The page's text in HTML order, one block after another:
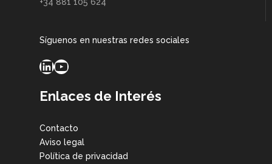
Síguenos en nuestras redes sociales
LinkedIn
YouTube
Enlaces de Interés
Contacto
Aviso legal
Política de privacidad